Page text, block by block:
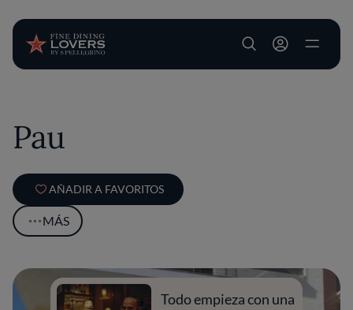
User account
Pau
AÑADIR A FAVORITOS
MÁS
Todo empieza con una